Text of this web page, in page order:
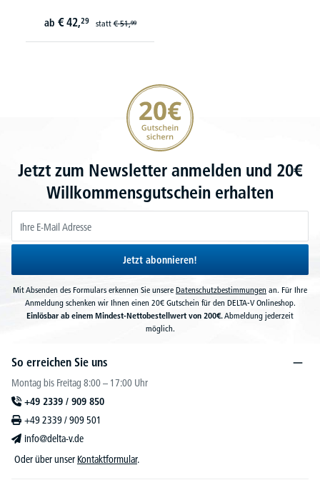
ab € 42,29 statt€ 51,99
20€ Gutschein sichern
Jetzt zum Newsletter anmelden und 20€
Willkommensgutschein erhalten
Jetzt abonnieren!
Mit Absenden des Formulars erkennen Sie unsere Datenschutzbestimmungen an. Für Ihre
Anmeldung schenken wir Ihnen einen 20€ Gutschein für den DELTA-V Onlineshop.
Einlösbar ab einem Mindest-Nettobestellwert von 200€.Abmeldung jederzeit
möglich.
So erreichen Sie uns
Montag bis Freitag 8:00 – 17:00 Uhr
+49 2339 / 909 850
+49 2339 / 909 501
info@delta-v.de
Oder über unser Kontaktformular.